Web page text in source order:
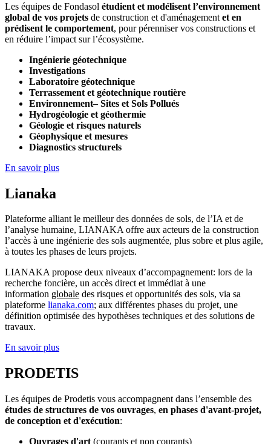
Les équipes de Fondasol étudient et modélisent l’environnement
global de vos projets de construction et d'aménagement et en
prédisent le comportement, pour pérenniser vos constructions et
en réduire l’impact sur l’écosystème.
Ingénierie géotechnique
Investigations
Laboratoire géotechnique
Terrassement et géotechnique routière
Environnement– Sites et Sols Pollués
Hydrogéologie et géothermie
Géologie et risques naturels
Géophysique et mesures
Diagnostics structurels
En savoir plus
Lianaka
Plateforme alliant le meilleur des données de sols, de l’IA et de
l’analyse humaine, LIANAKA offre aux acteurs de la construction
l’accès à une ingénierie des sols augmentée, plus sobre et plus agile,
à toutes les phases de leurs projets.
LIANAKA propose deux niveaux d’accompagnement: lors de la
recherche foncière, un accès direct et immédiat à une
information globale des risques et opportunités des sols, via sa
plateforme lianaka.com; aux différentes phases du projet, une
définition optimisée des hypothèses techniques et des solutions de
travaux.
En savoir plus
PRODETIS
Les équipes de Prodetis vous accompagnent dans l’ensemble des
études de structures de vos ouvrages, en phases d'avant-projet,
de conception et d'exécution:
Ouvrages d'art (courants et non courants)